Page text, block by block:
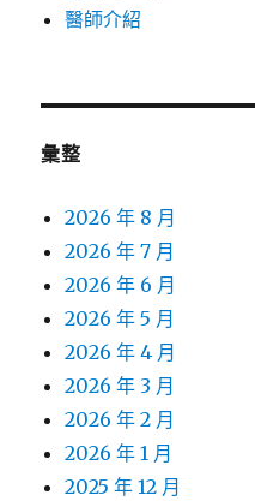
醫師介紹
彙整
2026 年 8 月
2026 年 7 月
2026 年 6 月
2026 年 5 月
2026 年 4 月
2026 年 3 月
2026 年 2 月
2026 年 1 月
2025 年 12 月